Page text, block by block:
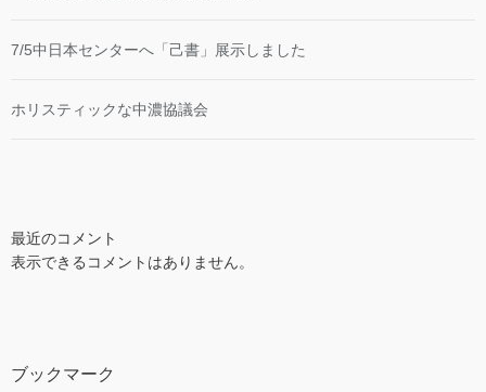
7/5中日本センターへ「己書」展示しました
ホリスティックな中濃協議会
最近のコメント
表示できるコメントはありません。
ブックマーク